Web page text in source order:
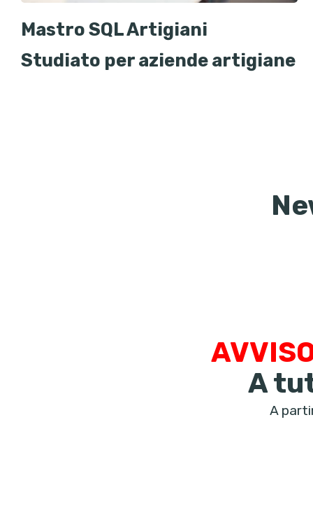
Mastro SQL Artigiani
Studiato per aziende artigiane
A
A